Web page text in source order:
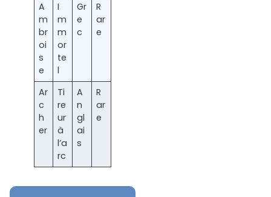
A
m
br
oi
s
e
I
m
m
or
te
l
Gr
e
c
R
ar
e
Ar
c
h
er
Ti
re
ur
à
l’a
rc
A
n
gl
ai
s
R
ar
e